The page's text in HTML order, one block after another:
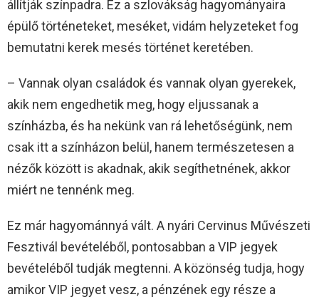
állítják színpadra. Ez a szlovákság hagyományaira
épülő történeteket, meséket, vidám helyzeteket fog
bemutatni kerek mesés történet keretében.
– Vannak olyan családok és vannak olyan gyerekek,
akik nem engedhetik meg, hogy eljussanak a
színházba, és ha nekünk van rá lehetőségünk, nem
csak itt a színházon belül, hanem természetesen a
nézők között is akadnak, akik segíthetnének, akkor
miért ne tennénk meg.
Ez már hagyománnyá vált. A nyári Cervinus Művészeti
Fesztivál bevételéből, pontosabban a VIP jegyek
bevételéből tudják megtenni. A közönség tudja, hogy
amikor VIP jegyet vesz, a pénzének egy része a